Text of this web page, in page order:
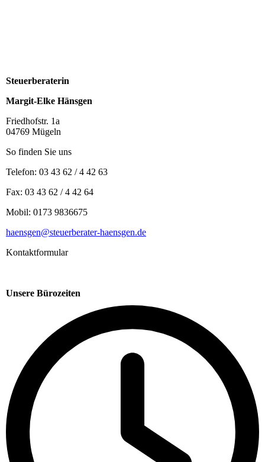
Steuerberaterin
Margit-Elke Hänsgen
Friedhofstr. 1a
04769 Mügeln
So finden Sie uns
Telefon: 03 43 62 / 4 42 63
Fax: 03 43 62 / 4 42 64
Mobil: 0173 9836675
haensgen@steuerberater-haensgen.de
Kontaktformular
Unsere Bürozeiten